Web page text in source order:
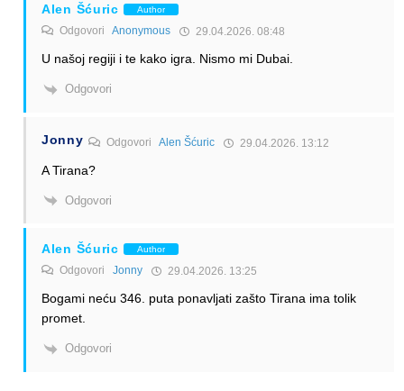
Alen Šćuric Author
Odgovori Anonymous 29.04.2026. 08:48
U našoj regiji i te kako igra. Nismo mi Dubai.
Odgovori
Jonny Odgovori Alen Šćuric 29.04.2026. 13:12
A Tirana?
Odgovori
Alen Šćuric Author
Odgovori Jonny 29.04.2026. 13:25
Bogami neću 346. puta ponavljati zašto Tirana ima tolik
promet.
Odgovori